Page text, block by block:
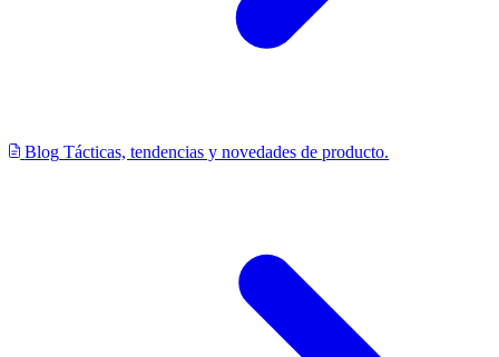
Blog Tácticas, tendencias y novedades de producto.